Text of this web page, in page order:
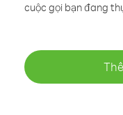
cuộc gọi bạn đang